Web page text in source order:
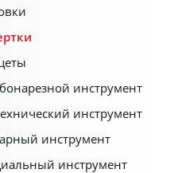
инструмент
инструмент
инструмент
инструмент